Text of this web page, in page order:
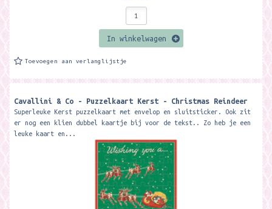
In winkelwagen
Toevoegen aan verlanglijstje
Cavallini & Co - Puzzelkaart Kerst - Christmas Reindeer
Superleuke Kerst puzzelkaart met envelop en sluitsticker. Ook zit
er nog een klien dubbel kaartje bij voor de tekst.. Zo heb je een
leuke kaart en...